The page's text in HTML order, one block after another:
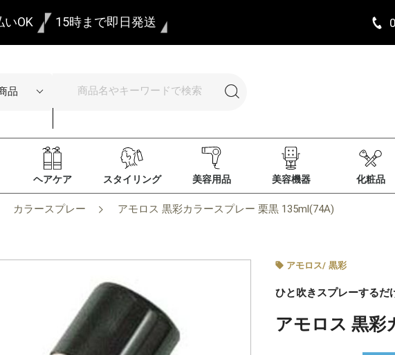
いOK 15時まで即日発送
ヘアケア スタイリング 美容用品 美容機器 化粧品
カラースプレー アモロス 黒彩カラースプレー 栗黒 135ml(74A)
アモロス/ 黒彩
ひと吹きスプレーするだ
アモロス 黒彩